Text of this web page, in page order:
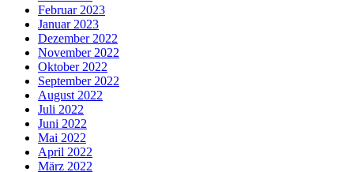
Februar 2023
Januar 2023
Dezember 2022
November 2022
Oktober 2022
September 2022
August 2022
Juli 2022
Juni 2022
Mai 2022
April 2022
März 2022